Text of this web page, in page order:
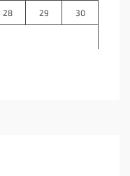
28 29 30